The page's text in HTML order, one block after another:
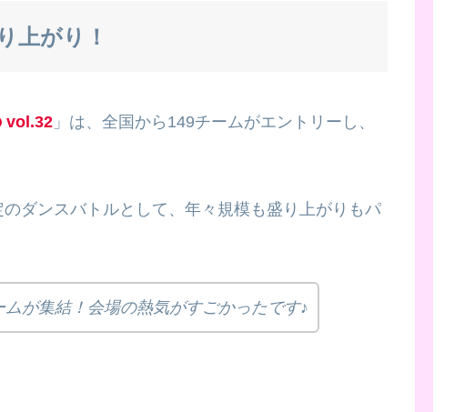
上がり！
vol.32 」は、全国から149チームがエントリーし、
ダンスバトルとして、年々規模も盛り上がりもパ
が集結！会場の熱気がすごかったです♪